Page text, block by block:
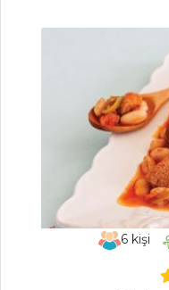
Tarifi, Nasıl Yapılır?)
Pirpirim Aşı
Tarifi, Nasıl Yapılır?
Guacamole
Tarifi, Nasıl Yapılır?
Masterchef Tüm
Tarifleri
6 kişi